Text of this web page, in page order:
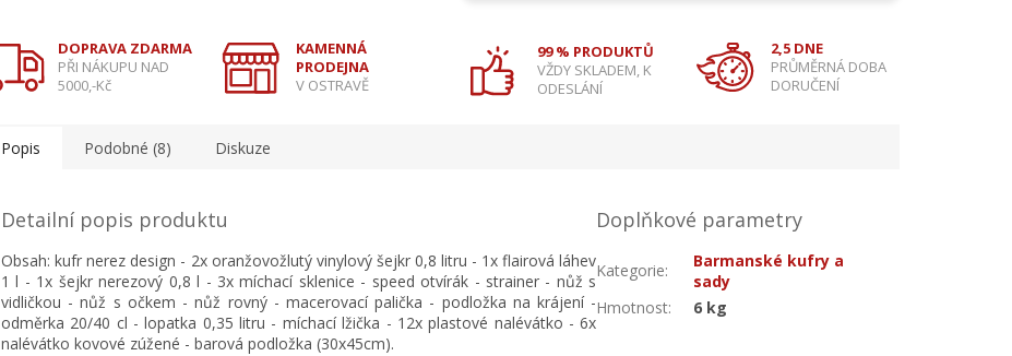
DOPRAVA ZDARMA
PŘI NÁKUPU NAD
5000,-Kč
KAMENNÁ
PRODEJNA
V OSTRAVĚ
99 % PRODUKTŮ
VŽDY SKLADEM, K
ODESLÁNÍ
2,5 DNE
PRŮMĚRNÁ DOBA
DORUČENÍ
Popis Podobné (8) Diskuze
Detailní popis produktu
Obsah:kufr nerez design - 2x oranžovožlutý vinylový šejkr 0,8 litru - 1x flairová láhev
1 l - 1x šejkr nerezový 0,8 l - 3x míchací sklenice - speed otvírák - strainer - nůž s
vidličkou - nůž s očkem - nůž rovný - macerovací palička - podložka na krájení -
odměrka 20/40 cl - lopatka 0,35 litru - míchací lžička - 12x plastové nalévátko - 6x
nalévátko kovové zúžené - barová podložka (30x45cm).
Doplňkové parametry
Kategorie:
Barmanské kufry a
sady
Hmotnost: 6 kg